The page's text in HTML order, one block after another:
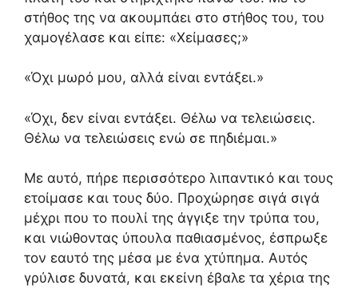
στήθος της να ακουμπάει στο στήθος του, του
χαμογέλασε και είπε: «Χείμασες;»
«Όχι μωρό μου, αλλά είναι εντάξει.»
«Όχι, δεν είναι εντάξει. Θέλω να τελειώσεις.
Θέλω να τελειώσεις ενώ σε πηδιέμαι.»
Με αυτό, πήρε περισσότερο λιπαντικό και τους
ετοίμασε και τους δύο. Προχώρησε σιγά σιγά
μέχρι που το πουλί της άγγιξε την τρύπα του,
και νιώθοντας ύπουλα παθιασμένος, έσπρωξε
τον εαυτό της μέσα με ένα χτύπημα. Αυτός
γρύλισε δυνατά, και εκείνη έβαλε τα χέρια της